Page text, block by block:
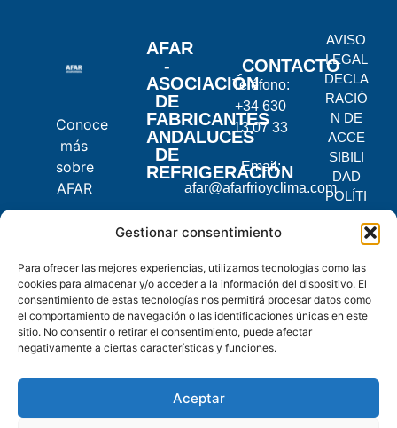
Gestionar consentimiento
Para ofrecer las mejores experiencias, utilizamos tecnologías como las
cookies para almacenar y/o acceder a la información del dispositivo. El
consentimiento de estas tecnologías nos permitirá procesar datos como
el comportamiento de navegación o las identificaciones únicas en este
sitio. No consentir o retirar el consentimiento, puede afectar
negativamente a ciertas características y funciones.
Aceptar
Conoce
más
sobre
AFAR
AFAR
-
ASOCIACIÓN
DE
FABRICANTES
ANDALUCES
DE
REFRIGERACIÓN
CONTACTO
Teléfono:
+34 630
13 07 33
Email:
afar@afarfrioyclima.com
C.
2, 14900
Lucena,
Córdoba
AVISO
LEGAL
DECLA
RACIÓ
N DE
ACCE
SIBILI
DAD
POLÍTI
PRIVA
POLÍTI
CA DE
COOKI